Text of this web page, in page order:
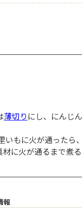
薄切り にし、にんじ
いもに火が通ったら
に火が通るまで煮る
報